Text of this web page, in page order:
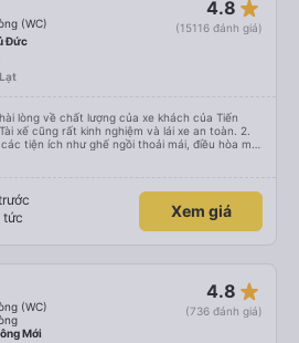
(WC)
4.8 star_rate
(15116 đánh giá)
Đức
xế cũng rất kinh nghiệm và lái xe an toàn. 2.
tiện ích như ghế ngồi thoải mái, điều hòa mát
di động. 3. Thời gian và độ chính
tài xế rất
khách hàng. Tôi cảm thấy rất thoải mái và
họ đáp ứng đầy đủ
tức
Xem giá
(WC)
4.8 star_rate
(736 đánh giá)
Mới